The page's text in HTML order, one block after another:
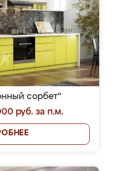
сорбет"
руб. за п.м.